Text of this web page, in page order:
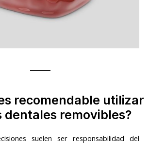
recomendable utilizar
dentales removibles?
suelen ser responsabilidad del